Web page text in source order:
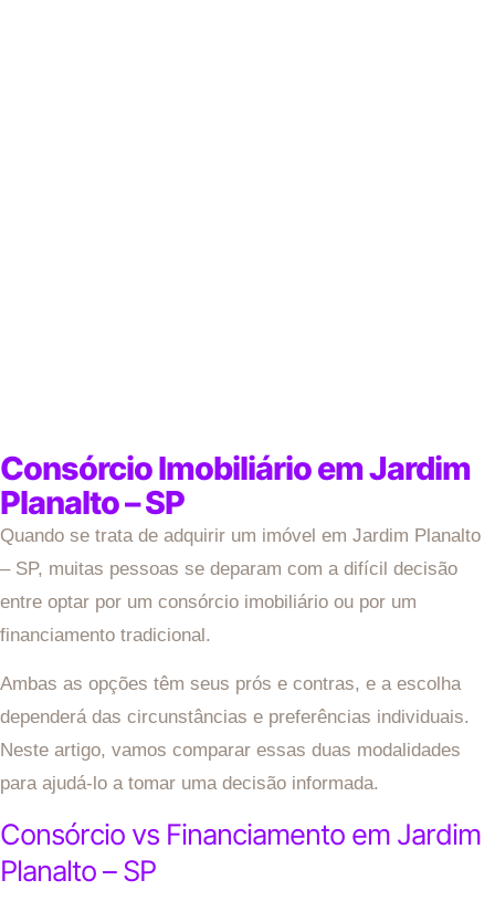
Consórcio Imobiliário em Jardim
Planalto – SP
Quando se trata de adquirir um imóvel em Jardim Planalto
– SP, muitas pessoas se deparam com a difícil decisão
entre optar por um consórcio imobiliário ou por um
financiamento tradicional.
Ambas as opções têm seus prós e contras, e a escolha
dependerá das circunstâncias e preferências individuais.
Neste artigo, vamos comparar essas duas modalidades
para ajudá-lo a tomar uma decisão informada.
Consórcio vs Financiamento em Jardim
Planalto – SP